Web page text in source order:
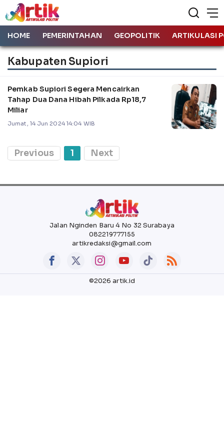
HOME PEMERINTAHAN GEOPOLITIK ARTIKULASI
Kabupaten Supiori
Pemkab Supiori Segera Mencairkan
Tahap Dua Dana Hibah Pilkada Rp18,7
Miliar
Jumat, 14 Jun 2024 14:04 WIB
Previous 1 Next
Jalan Nginden Baru 4 No 32 Surabaya
082219777155
artikredaksi@gmail.com
©2026 artik.id